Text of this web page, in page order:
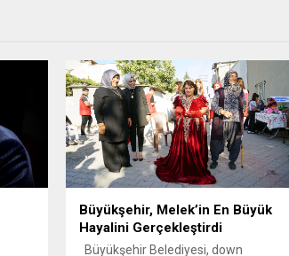
Büyükşehir, Melek’in En Büyük
Hayalini Gerçekleştirdi
Büyükşehir Belediyesi, down